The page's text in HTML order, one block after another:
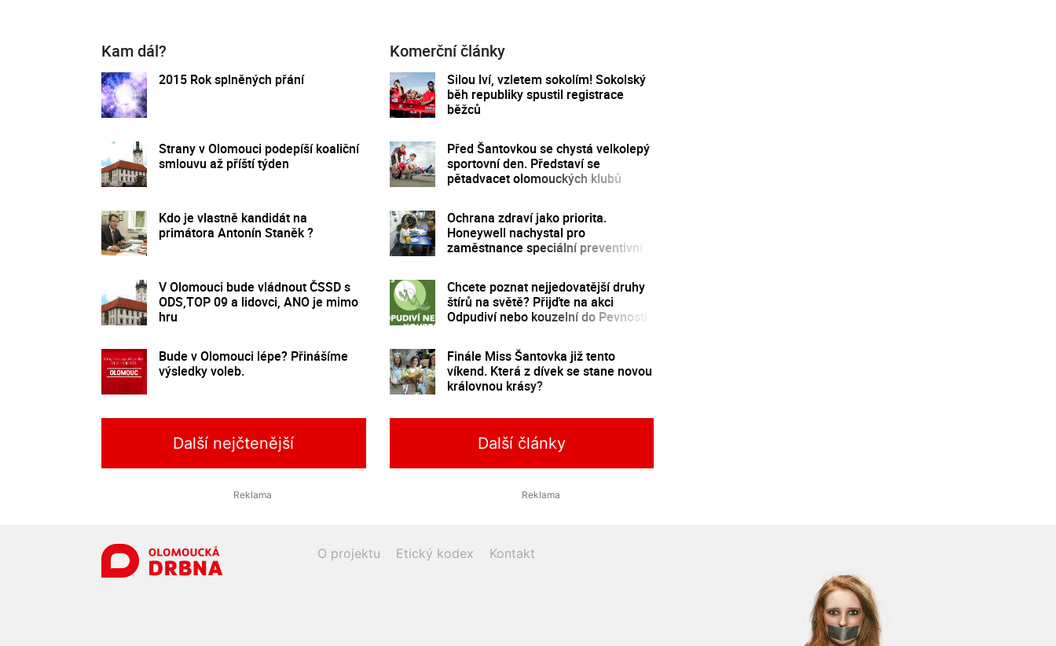
Kam dál?
2015 Rok splněných přání
Strany v Olomouci podepíší koaliční
smlouvu až příští týden
Kdo je vlastně kandidát na
primátora Antonín Staněk ?
V Olomouci bude vládnout ČSSD s
ODS,TOP 09 a lidovci, ANO je mimo
hru
Bude v Olomouci lépe? Přinášíme
výsledky voleb.
Komerční články
Silou lví, vzletem sokolím! Sokolský
běh republiky spustil registrace
běžců
Před Šantovkou se chystá velkolepý
sportovní den. Představí se
pětadvacet olomouckých klubů
Ochrana zdraví jako priorita.
Honeywell nachystal pro
zaměstnance speciální preventivní
Chcete poznat nejjedovatější druhy
štírů na světě? Přijďte na akci
Odpudiví nebo kouzelní do Pevnosti
Finále Miss Šantovka již tento
víkend. Která z dívek se stane novou
královnou krásy?
Další nejčtenější Další články
O projektu Etický kodex Kontakt